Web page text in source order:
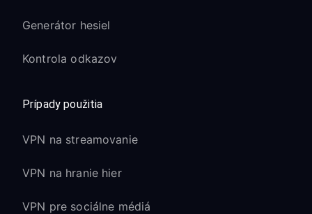
Generátor hesiel
Kontrola odkazov
Prípady použitia
VPN na streamovanie
VPN na hranie hier
VPN pre sociálne médiá